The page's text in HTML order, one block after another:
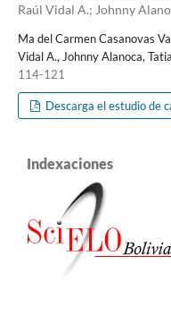
Raúl Vidal A.; Johnny
Ma del Carmen Casanovas
Vidal A., Johnny Alanoca,
114-121
Descarga el estudio de
Indexaciones